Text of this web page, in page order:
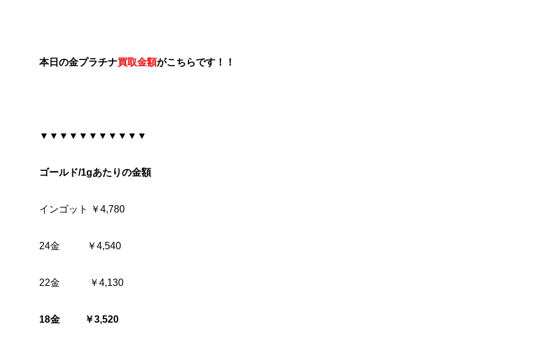
本日の金プラチナ買取金額がこちらです！！
▼▼▼▼▼▼▼▼▼▼▼
ゴールド/1gあたりの金額
インゴット ￥4,780
24金 ￥4,540
22金 ￥4,130
18金 ￥3,520